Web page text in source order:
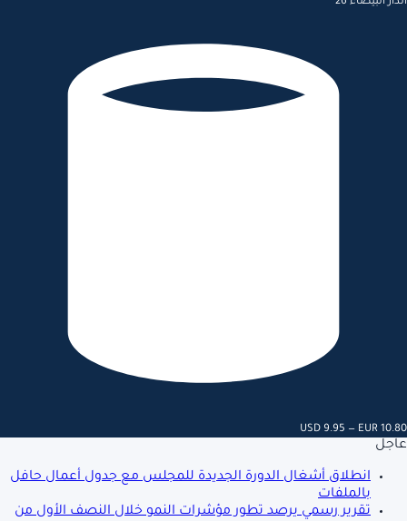
USD 9.95 — EUR 10.80
عاجل
انطلاق أشغال الدورة الجديدة للمجلس مع جدول أعمال حافل
بالملفات
تقرير رسمي يرصد تطور مؤشرات النمو خلال النصف الأول من